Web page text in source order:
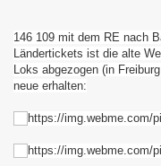
146 109 mit dem RE nach
Ländertickets ist die alte
Loks abgezogen (in
neue erhalten: